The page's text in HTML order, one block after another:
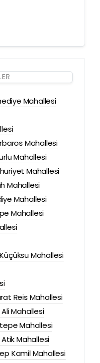
Mahallesi
Mahallesi
Mahallesi
Mahallesi
Mahallesi
Mahallesi
Mahallesi
Küçüksu Mahallesi
Reis Mahallesi
Mahallesi
Mahallesi
Mahallesi
Kamil Mahallesi